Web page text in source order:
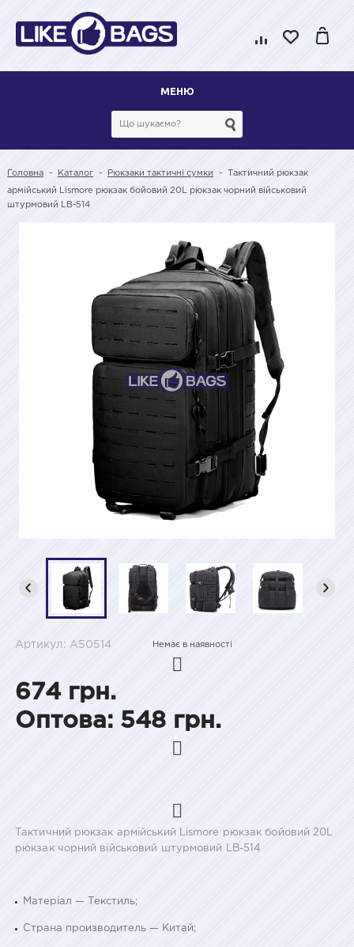
МЕНЮ
Головна - Каталог - Рюкзаки тактичні сумки - Тактичний рюкзак
армійський Lismore рюкзак бойовий 20L рюкзак чорний військовий
штурмовий LB-514
Артикул: A50514 Немає в наявності
674 грн.
Оптова: 548 грн.
Тактичний рюкзак армійський Lismore рюкзак бойовий 20L
рюкзак чорний військовий штурмовий LB-514
Матеріал — Текстиль;
Страна производитель — Китай;